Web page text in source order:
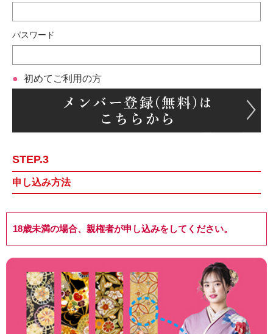
パスワード
初めてご利用の方
STEP.3
申し込み方法
18歳未満の場合、親権者が申し込みをしてください。